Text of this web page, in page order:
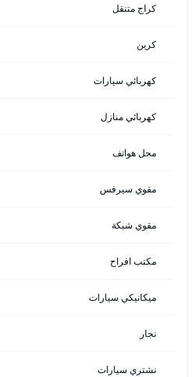
كراج متنقل
كرين
كهربائي سيارات
كهربائي منازل
محل هواتف
مقوي سيرفس
مقوي شبكة
مكتب افراح
ميكانيكي سيارات
نجار
نشتري سيارات